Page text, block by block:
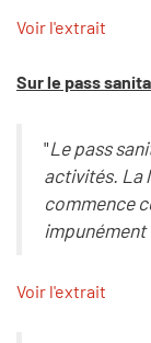
Voir l'extrait
Sur le pass
"Le pass
activités. La
commence
impunément
Voir l'extrait